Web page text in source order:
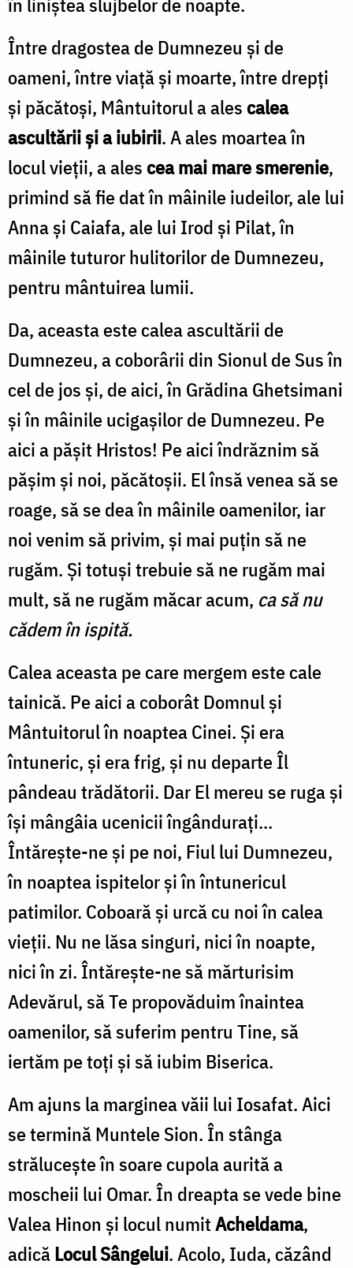
Între dragostea de Dumnezeu şi de
oameni, între viaţă şi moarte, între drepţi
şi păcătoşi, Mântuitorul a alescalea
ascultării şi a iubirii. A ales moartea în
locul vieţii, a alescea mai mare smerenie,
primind să fie dat în mâinile iudeilor, ale lui
Anna şi Caiafa, ale lui Irod şi Pilat, în
mâinile tuturor hulitorilor de Dumnezeu,
pentru mântuirea lumii.
Da, aceasta este calea ascultării de
Dumnezeu, a coborârii din Sionul de Sus în
cel de jos şi, de aici, în Grădina Ghetsimani
şi în mâinile ucigaşilor de Dum­nezeu. Pe
aici a păşit Hristos! Pe aici îndrăznim să
păşim şi noi, păcătoşii. El însă venea să se
roage, să se dea în mâinile oamenilor, iar
noi venim să privim, şi mai puţin să ne
rugăm. Şi totuşi trebuie să ne rugăm mai
mult, să ne rugăm măcar acum, ca să nu
cădem în ispită.
Calea aceasta pe care mergem este cale
tainică. Pe aici a coborât Domnul şi
Mântuitorul în noaptea Cinei. Şi era
întuneric, şi era frig, şi nu departe Îl
pândeau trădătorii. Dar El mereu se ruga şi
îşi mângâia ucenicii îngânduraţi...
Întăreşte-ne şi pe noi, Fiul lui Dumnezeu,
în noaptea ispitelor şi în întunericul
patimilor. Coboară şi urcă cu noi în calea
vieţii. Nu ne lăsa singuri, nici în noapte,
nici în zi. Întăreşte-ne să mărturisim
Adevărul, să Te propovăduim înaintea
oamenilor, să suferim pen­tru Tine, să
iertăm pe toţi şi să iubim Biserica.
Am ajuns la marginea văii lui Iosafat. Aici
se termină Muntele Sion. În stânga
străluceşte în soare cupola aurită a
moscheii lui Omar. În dreapta se vede bine
Valea Hinon şi locul numitAcheldama,
adicăLocul Sângelui. Acolo, Iuda, căzând